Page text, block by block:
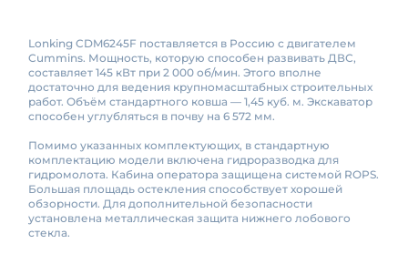
Lonking CDM6245F поставляется в Россию с двигателем
Cummins. Мощность, которую способен развивать ДВС,
составляет 145 кВт при 2 000 об/мин. Этого вполне
достаточно для ведения крупномасштабных строительных
работ. Объём стандартного ковша — 1,45 куб. м. Экскаватор
способен углубляться в почву на 6 572 мм.
Помимо указанных комплектующих, в стандартную
комплектацию модели включена гидроразводка для
гидромолота. Кабина оператора защищена системой ROPS.
Большая площадь остекления способствует хорошей
обзорности. Для дополнительной безопасности
установлена металлическая защита нижнего лобового
стекла.